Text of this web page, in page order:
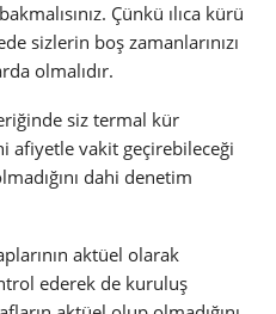
Çünkü ılıca kürü
sizlerin boş zamanlarınızı
olmalıdır.
siz termal kür
afiyetle vakit geçirebileceği
dahi denetim
aktüel olarak
ederek de kuruluş